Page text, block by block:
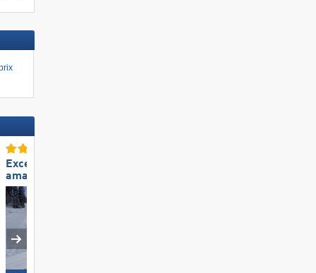
Excellente
amabilité du personnel